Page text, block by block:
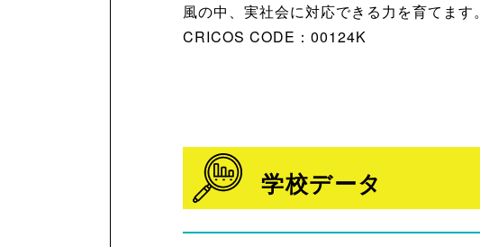
風の中、実社会に対応できる力を育てます。
CRICOS CODE：00124K
学校データ